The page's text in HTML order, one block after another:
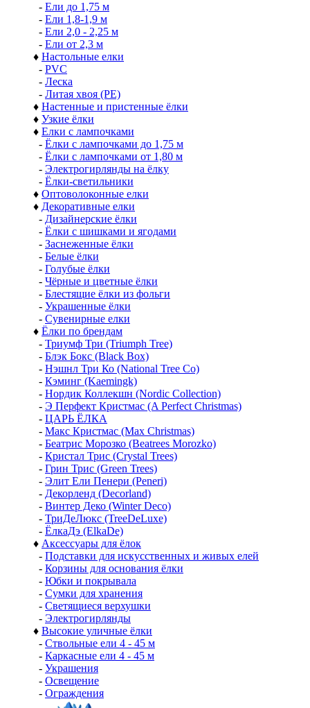
- Ели до 1,75 м
- Ели 1,8-1,9 м
- Ели 2,0 - 2,25 м
- Ели от 2,3 м
♦ Настольные елки
- PVC
- Леска
- Литая хвоя (РЕ)
♦ Настенные и пристенные ёлки
♦ Узкие ёлки
♦ Елки с лампочками
- Ёлки с лампочками до 1,75 м
- Ёлки с лампочками от 1,80 м
- Электрогирлянды на ёлку
- Ёлки-светильники
♦ Оптоволоконные елки
♦ Декоративные елки
- Дизайнерские ёлки
- Ёлки с шишками и ягодами
- Заснеженные ёлки
- Белые ёлки
- Голубые ёлки
- Чёрные и цветные ёлки
- Блестящие ёлки из фольги
- Украшенные ёлки
- Сувенирные елки
♦ Ёлки по брендам
- Триумф Три (Triumph Tree)
- Блэк Бокс (Black Box)
- Нэшнл Три Ко (National Tree Co)
- Кэминг (Kaemingk)
- Нордик Коллекшн (Nordic Collection)
- Э Перфект Кристмас (A Perfect Christmas)
- ЦАРЬ ЁЛКА
- Макс Кристмас (Max Christmas)
- Беатрис Морозко (Beatrees Morozko)
- Кристал Трис (Crystal Trees)
- Грин Трис (Green Trees)
- Элит Ели Пенери (Peneri)
- Декорленд (Decorland)
- Винтер Деко (Winter Deco)
- ТриДеЛюкс (TreeDeLuxe)
- ЁлкаДэ (ElkaDe)
♦ Аксессуары для ёлок
- Подставки для искусственных и живых елей
- Корзины для основания ёлки
- Юбки и покрывала
- Сумки для хранения
- Светящиеся верхушки
- Электрогирлянды
♦ Высокие уличные ёлки
- Ствольные ели 4 - 45 м
- Каркасные ели 4 - 45 м
- Украшения
- Освещение
- Ограждения